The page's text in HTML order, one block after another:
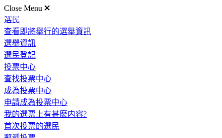
Close Menu
選民
查看即將舉行的選舉資訊
選舉資訊
選民登記
投票中心
查找投票中心
成為投票中心
申請成為投票中心
我的選票上有甚麽内容?
首次投票的選民